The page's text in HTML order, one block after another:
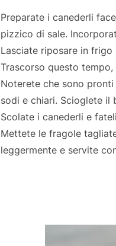
Preparate i canederli
pizzico di sale.
Lasciate riposare in frigo
Trascorso questo
Noterete che sono
sodi e chiari. Scioglete il
Scolate i canederli e
Mettete le fragole
leggermente e servite